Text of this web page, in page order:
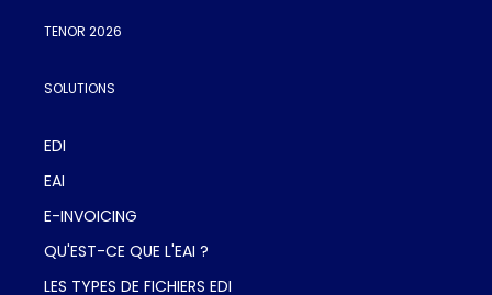
TENOR 2026
SOLUTIONS
EDI
EAI
E-INVOICING
QU'EST-CE QUE L'EAI ?
LES TYPES DE FICHIERS EDI